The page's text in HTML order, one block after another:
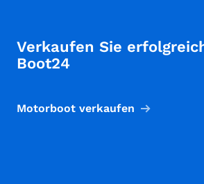
Verkaufen Sie
Boot24
Motorboot verkaufen